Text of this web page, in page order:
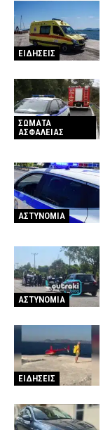
ΕΙΔΗΣΕΙΣ
ΣΩΜΑΤΑ
ΑΣΦΑΛΕΙΑΣ
ΑΣΤΥΝΟΜΙΑ
ΑΣΤΥΝΟΜΙΑ
ΕΙΔΗΣΕΙΣ